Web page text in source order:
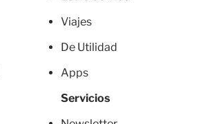
Viajes
De Utilidad
Apps
Servicios